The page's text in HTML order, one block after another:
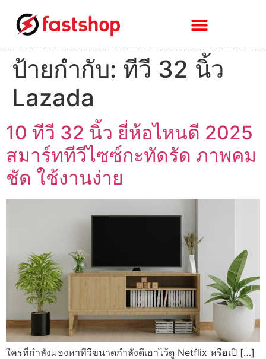
ป้ายกำกับ: ทีวี 32 นิ้ว
Lazada
10 ทีวี 32 นิ้ว ยี่ห้อไหนดี 2025
สมาร์ททีวีไซซ์กะทัดรัด ภาพคม
ชัด ใช้งานง่าย
ใครที่กำลังมองหาทีวีขนาดกำลังดีเอาไว้ดู Netflix หรือเปิ […]